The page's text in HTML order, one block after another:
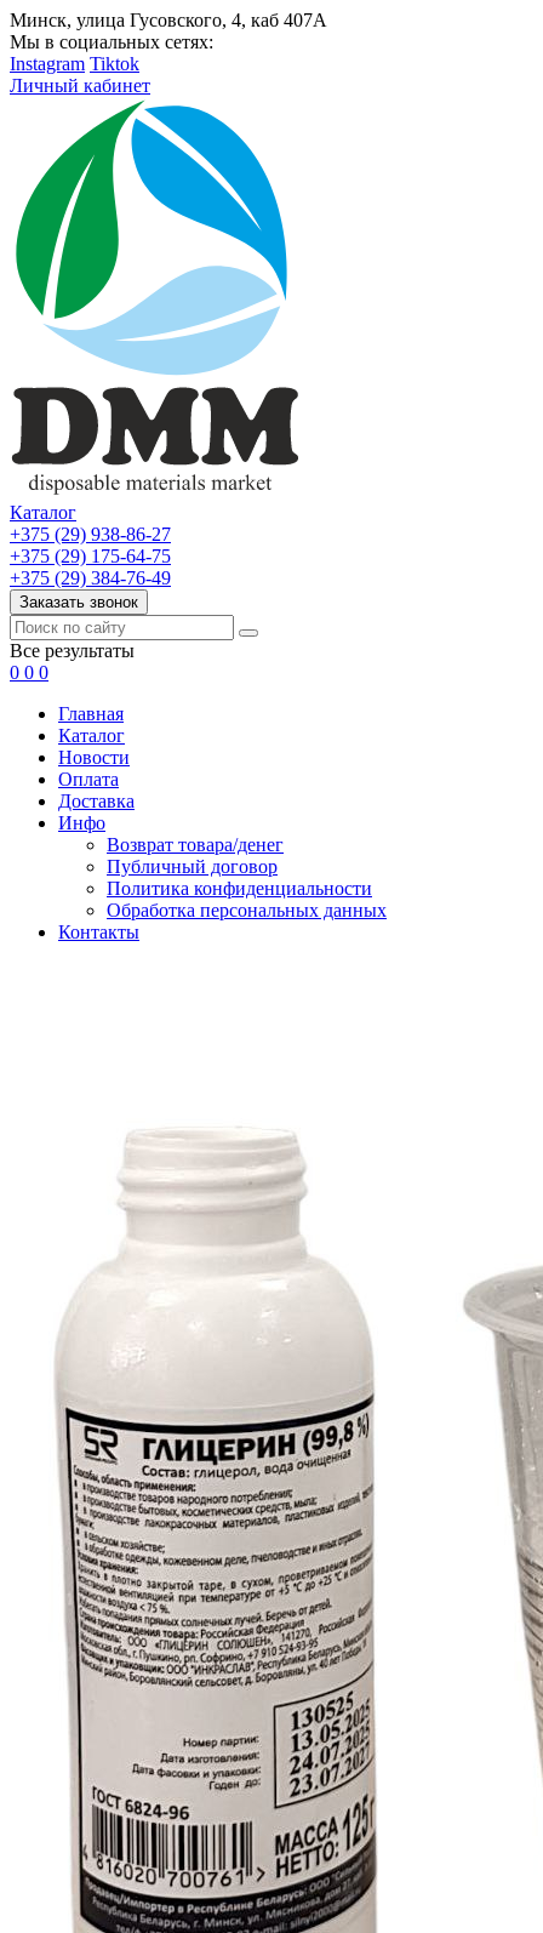
Минск, улица Гусовского, 4, каб 407А
Мы в социальных сетях:
Instagram Tiktok
Личный кабинет
Каталог
+375 (29) 938-86-27
+375 (29) 175-64-75
+375 (29) 384-76-49
Заказать звонок
Все результаты
0 0 0
Главная
Каталог
Новости
Оплата
Доставка
Инфо
Возврат товара/денег
Публичный договор
Политика конфиденциальности
Обработка персональных данных
Контакты